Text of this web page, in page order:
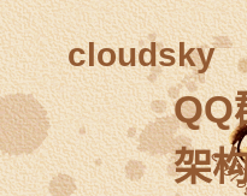
cloudsky
QQ
架